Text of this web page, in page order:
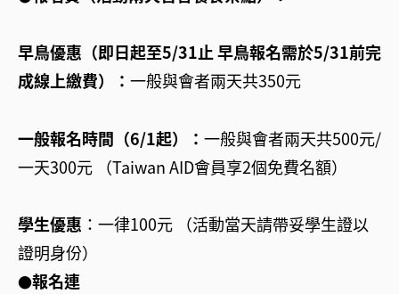
早鳥優惠（即日起至5/31止 早鳥報名需於5/31前完
成線上繳費）： 一般與會者兩天共350元
一般報名時間（6/1起）： 一般與會者兩天共500元/
一天300元
（Taiwan AID會員享2個免費名額）
學生優惠 ：一律100元 （活動當天請帶妥學生證以
證明身份）
●報名連